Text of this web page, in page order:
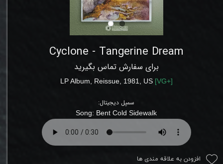
Cyclone - Tangerine Dream
برای سفارش تماس بگیرید
LP Album Reissue , 1981, US [VG+]
سمپل دیجیتال:
Song: Bent Cold Sidewalk
افزودن به علاقه مندی ها